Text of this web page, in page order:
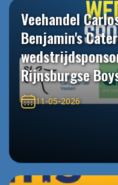
Veehandel
Benjamin's
Rijnsburgse
11-05-2026